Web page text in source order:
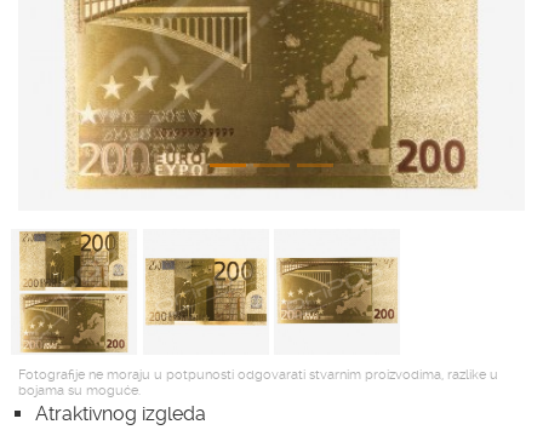
Fotografije ne moraju u potpunosti odgovarati stvarnim proizvodima, razlike u
bojama su moguće.
Atraktivnog izgleda